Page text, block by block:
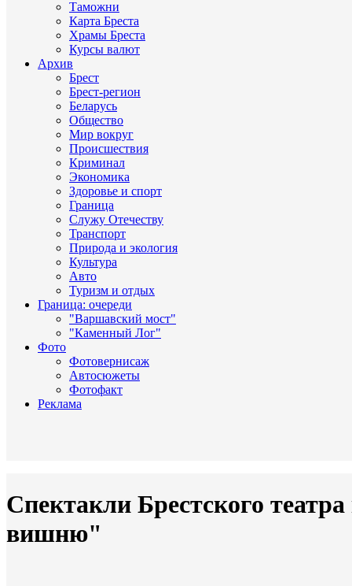
Таможни
Карта Бреста
Храмы Бреста
Курсы валют
Архив
Брест
Брест-регион
Беларусь
Общество
Мир вокруг
Происшествия
Криминал
Экономика
Здоровье и спорт
Граница
Служу Отечеству
Транспорт
Природа и экология
Культура
Авто
Туризм и отдых
Граница: очереди
"Варшавский мост"
"Каменный Лог"
Фото
Фотовернисаж
Автосюжеты
Фотофакт
Реклама
Спектакли Брестского
вишню"